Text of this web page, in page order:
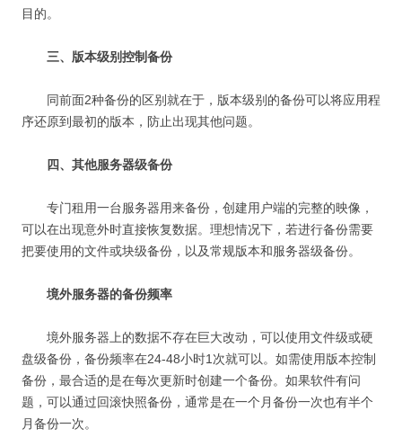
目的。
三、版本级别控制备份
同前面2种备份的区别就在于，版本级别的备份可以将应用程
序还原到最初的版本，防止出现其他问题。
四、其他服务器级备份
专门租用一台服务器用来备份，创建用户端的完整的映像，
可以在出现意外时直接恢复数据。理想情况下，若进行备份需要
把要使用的文件或块级备份，以及常规版本和服务器级备份。
境外服务器的备份频率
境外服务器上的数据不存在巨大改动，可以使用文件级或硬
盘级备份，备份频率在24-48小时1次就可以。如需使用版本控制
备份，最合适的是在每次更新时创建一个备份。如果软件有问
题，可以通过回滚快照备份，通常是在一个月备份一次也有半个
月备份一次。